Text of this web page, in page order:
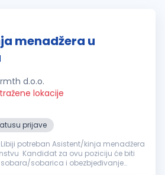
menadžera u
d.o.o.
lokacije
prijave
potreban Asistent/kinja menadžera
Kandidat za ovu poziciju će biti
sobarica i obezbjeđivanje